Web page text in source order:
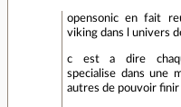
opensonic en fait
viking dans l univers
c est a dire
specialise dans une
autres de pouvoir finir